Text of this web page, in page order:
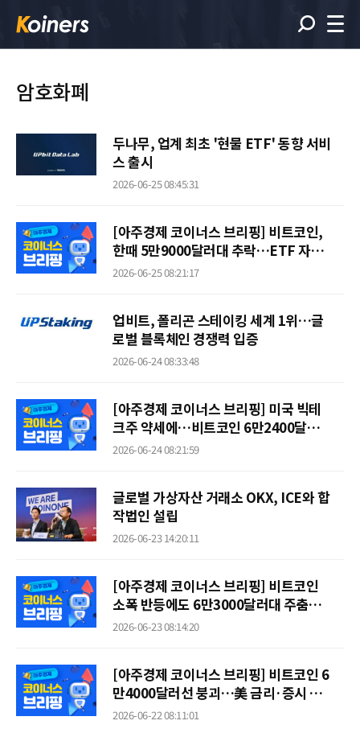
암호화폐
두나무, 업계 최초 '현물 ETF' 동향 서비
스 출시
2026-06-25 08:45:31
[아주경제 코이너스 브리핑] 비트코인,
한때 5만9000달러대 추락…ETF 자금
이탈에 급락
2026-06-25 08:21:17
업비트, 폴리곤 스테이킹 세계 1위…글
로벌 블록체인 경쟁력 입증
2026-06-24 08:33:48
[아주경제 코이너스 브리핑] 미국 빅테
크주 약세에…비트코인 6만2400달러서
거래
2026-06-24 08:21:59
글로벌 가상자산 거래소 OKX, ICE와 합
작법인 설립
2026-06-23 14:20:11
[아주경제 코이너스 브리핑] 비트코인
소폭 반등에도 6만3000달러대 주춤…
스페이스X 회사채 여파
2026-06-23 08:14:20
[아주경제 코이너스 브리핑] 비트코인 6
만4000달러선 붕괴…美 금리·증시 활
황에 약세
2026-06-22 08:11:01